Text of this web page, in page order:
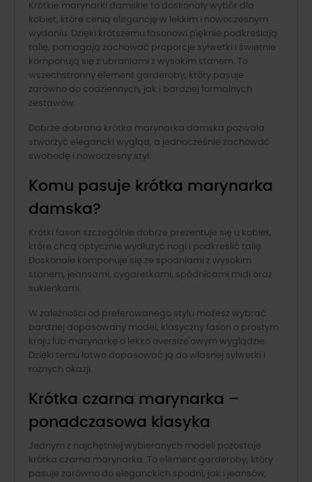
Krótkie marynarki damskie to doskonały wybór dla
kobiet, które cenią elegancję w lekkim i nowoczesnym
wydaniu. Dzięki krótszemu fasonowi pięknie podkreślają
talię, pomagają zachować proporcje sylwetki i świetnie
komponują się z ubraniami z wysokim stanem. To
wszechstronny element garderoby, który pasuje
zarówno do codziennych, jak i bardziej formalnych
zestawów.
Dobrze dobrana krótka marynarka damska pozwala
stworzyć elegancki wygląd, a jednocześnie zachować
swobodę i nowoczesny styl.
Komu pasuje krótka marynarka
damska?
Krótki fason szczególnie dobrze prezentuje się u kobiet,
które chcą optycznie wydłużyć nogi i podkreślić talię.
Doskonale komponuje się ze spodniami z wysokim
stanem, jeansami, cygaretkami, spódnicami midi oraz
sukienkami.
W zależności od preferowanego stylu możesz wybrać
bardziej dopasowany model, klasyczny fason o prostym
kroju lub marynarkę o lekko oversize'owym wyglądzie.
Dzięki temu łatwo dopasować ją do własnej sylwetki i
różnych okazji.
Krótka czarna marynarka –
ponadczasowa klasyka
Jednym z najchętniej wybieranych modeli pozostaje
krótka czarna marynarka. To element garderoby, który
pasuje zarówno do eleganckich spodni, jak i jeansów,